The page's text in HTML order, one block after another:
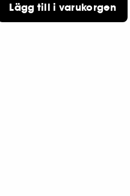
Lägsta pris : 339,00 KR
3 storlekar tillgängliga
Lägg till i varukorgen